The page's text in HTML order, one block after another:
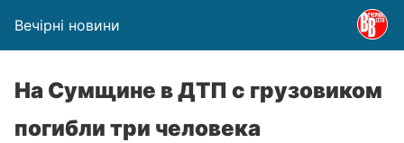
Вечірні новини
На Сумщине в ДТП с грузовиком
погибли три человека